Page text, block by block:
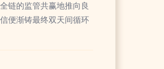
链的监管共赢地推向良
便渐铸最终双天间循环